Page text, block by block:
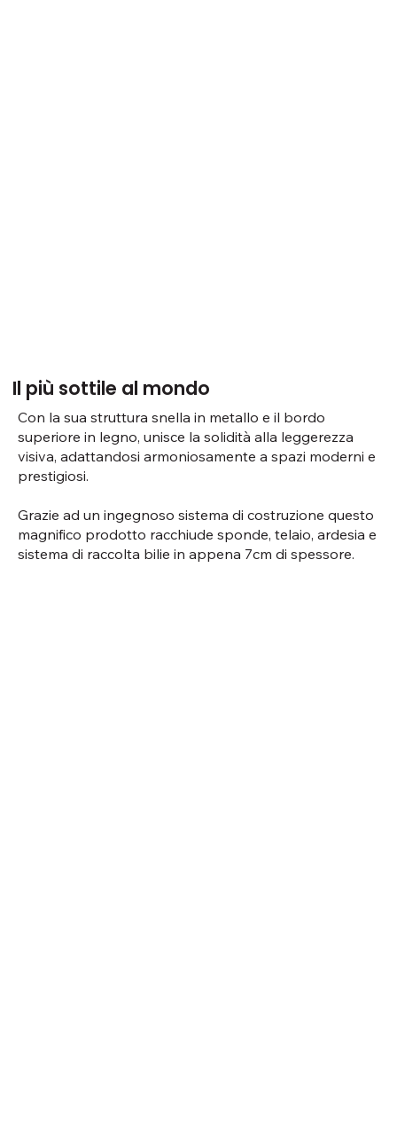
Il più sottile al mondo
Con la sua struttura snella in metallo e il bordo
superiore in legno, unisce la solidità alla leggerezza
visiva, adattandosi armoniosamente a spazi moderni e
prestigiosi.
Grazie ad un ingegnoso sistema di costruzione questo
magnifico prodotto racchiude sponde, telaio, ardesia e
sistema di raccolta bilie in appena 7cm di spessore.​